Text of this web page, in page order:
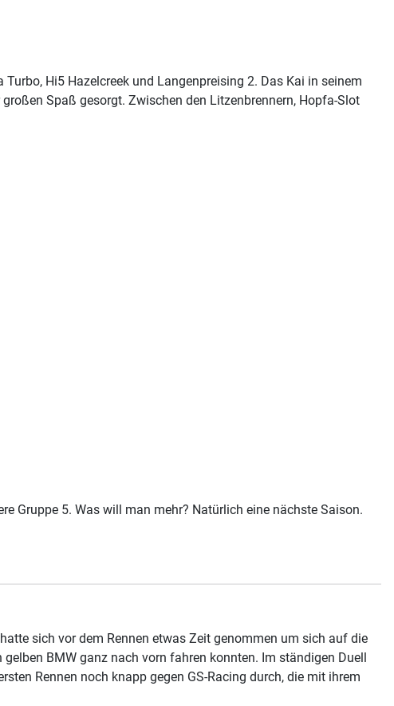
Hi5 Hazelcreek und Langenpreising 2. Das Kai in seinem
Spaß gesorgt. Zwischen den Litzenbrennern, Hopfa-Slot
Gruppe 5. Was will man mehr? Natürlich eine nächste Saison.
sich vor dem Rennen etwas Zeit genommen um sich auf die
BMW ganz nach vorn fahren konnten. Im ständigen Duell
Rennen noch knapp gegen GS-Racing durch, die mit ihrem